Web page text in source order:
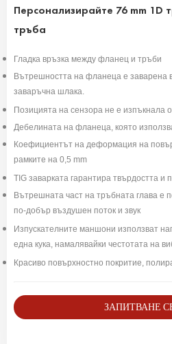
Персонализирайте 76 mm 1D
тръба
Гладка връзка между фланец и тръби
Вътрешността на фланеца е заварена
заваръчна шлака.
Позицията на сензора не е изпъкнала
Дебелината на фланеца, която
Коефициентът на деформация на
рамките на 0,5 mm
TIG заварката гарантира твърдостта и
Вътрешната част на тръбната глава е
по-добър въздушен поток и звук
Изпускателните маншони използват
една кука, намалявайки честотата на
Красиво повърхностно покритие,
ЗАПИТВАНЕ